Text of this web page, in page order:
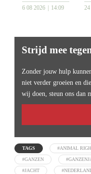
6 08 2026 14:09
Strijd mee
Zonder jouw hulp
niet verder groeien en
wij doen, steun ons dan
TAGS #ANIMAL
#GANZEN
#JACHT